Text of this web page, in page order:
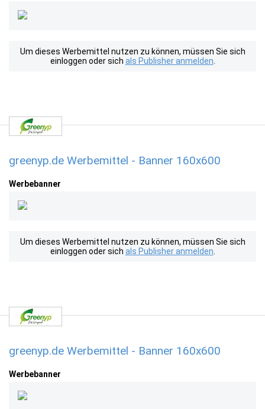
Um dieses Werbemittel nutzen zu können, müssen Sie sich
einloggen oder sich als Publisher anmelden
greenyp.de Werbemittel - Banner 160x600
Werbebanner
Um dieses Werbemittel nutzen zu können, müssen Sie sich
einloggen oder sich als Publisher anmelden
greenyp.de Werbemittel - Banner 160x600
Werbebanner